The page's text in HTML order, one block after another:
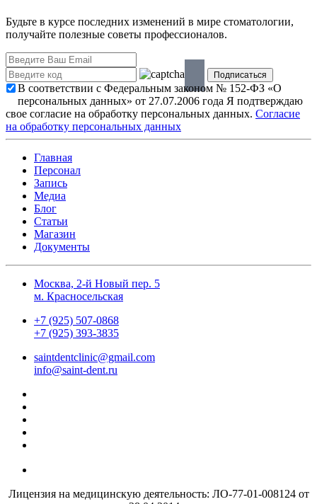
Будьте в курсе последних изменений в мире стоматологии,
получайте полезные советы профессионалов.
В соответствии с Федеральным законом № 152-ФЗ «О
персональных данных» от 27.07.2006 года Я подтверждаю
свое согласие на обработку персональных данных. Согласие
на обработку персональных данных
Главная
Персонал
Запись
Медиа
Блог
Статьи
Магазин
Документы
Москва, 2-й Новый пер. 5
м. Красносельская
+7 (925) 507-0868
+7 (925) 393-3835
saintdentclinic@gmail.com
info@saint-dent.ru
Лицензия на медицинскую деятельность: ЛО-77-01-008124 от